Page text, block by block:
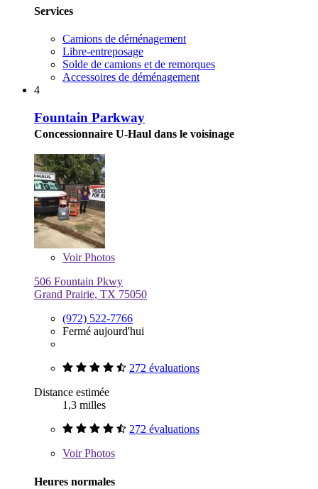
Services
Camions de déménagement
Libre-entreposage
Solde de camions et de remorques
Accessoires de déménagement
4
Fountain Parkway
Concessionnaire U-Haul dans le voisinage
VoirPhotos
506 Fountain Pkwy
Grand Prairie, TX 75050
(972) 522-7766
Fermé aujourd'hui
272 évaluations
Distance estimée
1,3 milles
272 évaluations
VoirPhotos
Heures normales